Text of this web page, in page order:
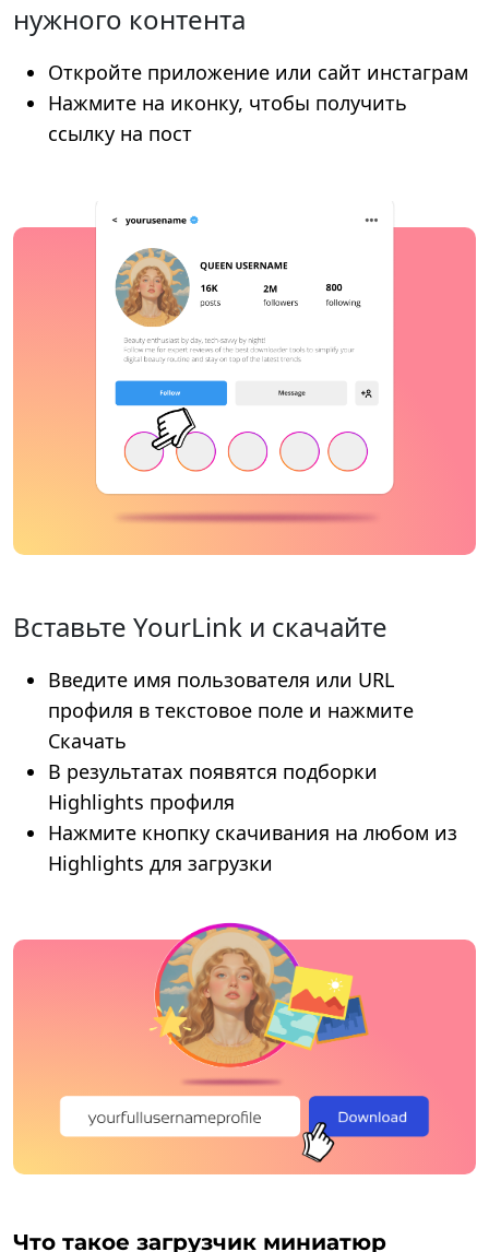
нужного контента
Откройте приложение или сайт инстаграм
Нажмите на иконку, чтобы получить
ссылку на пост
Вставьте YourLink и скачайте
Введите имя пользователя или URL
профиля в текстовое поле и нажмите
Скачать
В результатах появятся подборки
Highlights профиля
Нажмите кнопку скачивания на любом из
Highlights для загрузки
Что такое загрузчик миниатюр